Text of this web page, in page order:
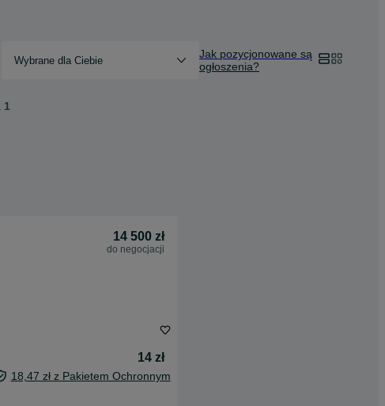
Wybrane dla Ciebie
Jak pozycjonowane są
ogłoszenia?
1
14 500 zł
do negocjacji
14 zł
18,47 zł z Pakietem Ochronnym